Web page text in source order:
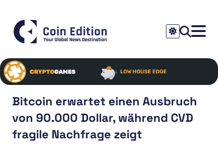
Bitcoin erwartet einen Ausbruch
von 90.000 Dollar, während CVD
fragile Nachfrage zeigt